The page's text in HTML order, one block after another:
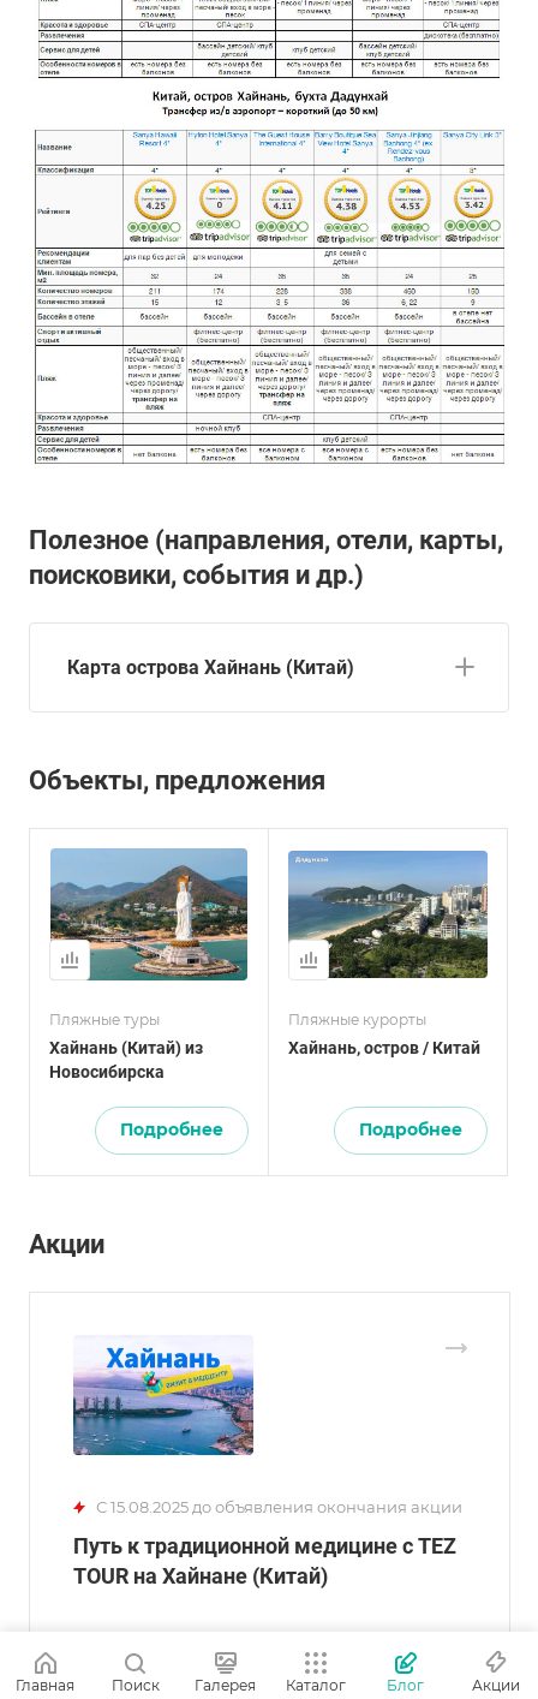
Полезное (направления, отели, карты,
поисковики, события и др.)
Карта острова Хайнань (Китай)
Объекты, предложения
Пляжные туры
Хайнань (Китай) из
Новосибирска
Подробнее
Пляжные курорты
Хайнань, остров / Китай
Подробнее
Акции
С 15.08.2025 до объявления окончания акции
Путь к традиционной медицине с TEZ
TOUR на Хайнане (Китай)
Главная Поиск Галерея Каталог Блог Акции